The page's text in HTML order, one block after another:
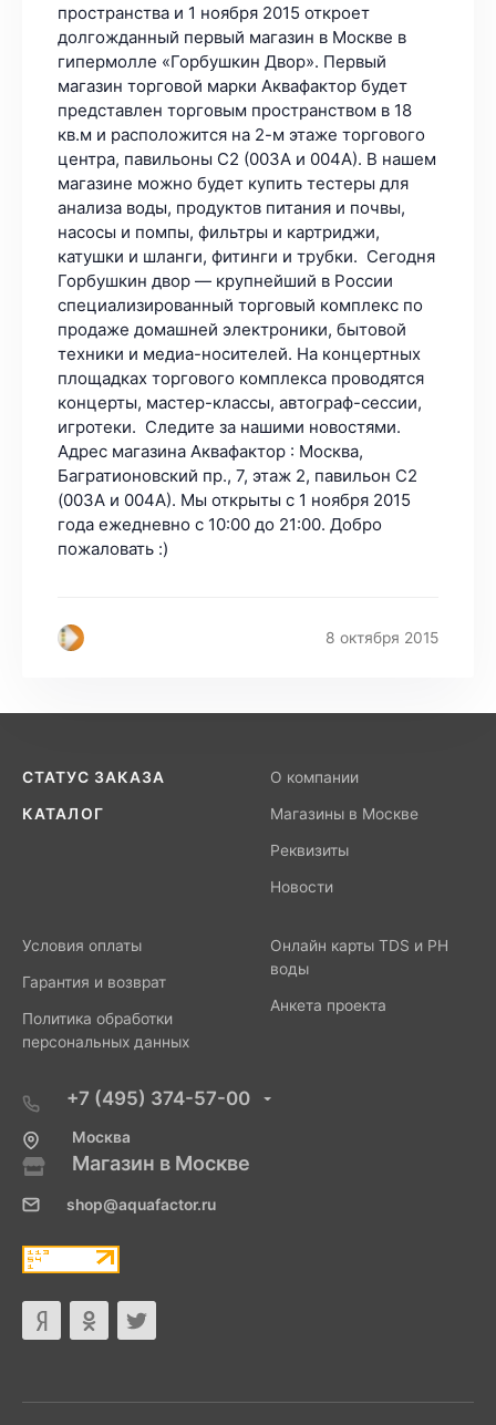
пространства и 1 ноября 2015 откроет
долгожданный первый магазин в Москве в
гипермолле «Горбушкин Двор». Первый
магазин торговой марки Аквафактор будет
представлен торговым пространством в 18
кв.м и расположится на 2-м этаже торгового
центра, павильоны С2 (003А и 004А). В нашем
магазине можно будет купить тестеры для
анализа воды, продуктов питания и почвы,
насосы и помпы, фильтры и картриджи,
катушки и шланги, фитинги и трубки. Сегодня
Горбушкин двор — крупнейший в России
специализированный торговый комплекс по
продаже домашней электроники, бытовой
техники и медиа-носителей. На концертных
площадках торгового комплекса проводятся
концерты, мастер-классы, автограф-сессии,
игротеки. Следите за нашими новостями.
Адрес магазина Аквафактор : Москва,
Багратионовский пр., 7, этаж 2, павильон С2
(003А и 004А). Мы открыты с 1 ноября 2015
года ежедневно с 10:00 до 21:00. Добро
пожаловать :)
8 октября 2015
СТАТУС ЗАКАЗА
КАТАЛОГ
О компании
Магазины в Москве
Реквизиты
Новости
Условия оплаты
Гарантия и возврат
Политика обработки
персональных данных
Онлайн карты TDS и PH
воды
Анкета проекта
+7 (495) 374-57-00
Москва
Магазин в Москве
shop@aquafactor.ru